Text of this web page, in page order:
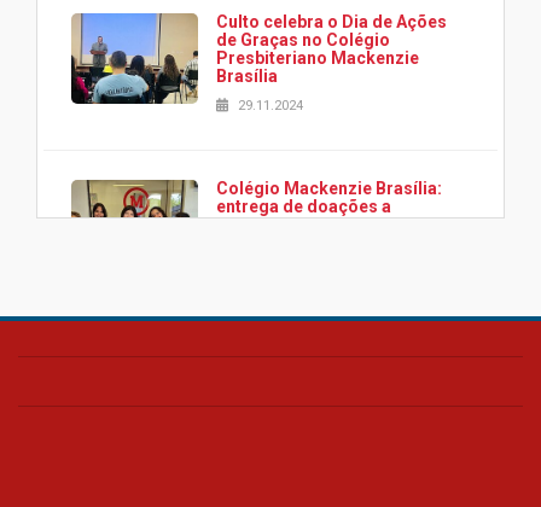
Culto celebra o Dia de Ações
de Graças no Colégio
Presbiteriano Mackenzie
Brasília
29.11.2024
Colégio Mackenzie Brasília:
entrega de doações a
associação Viver da Cidade
Colégio Presbiteriano
os funcionários